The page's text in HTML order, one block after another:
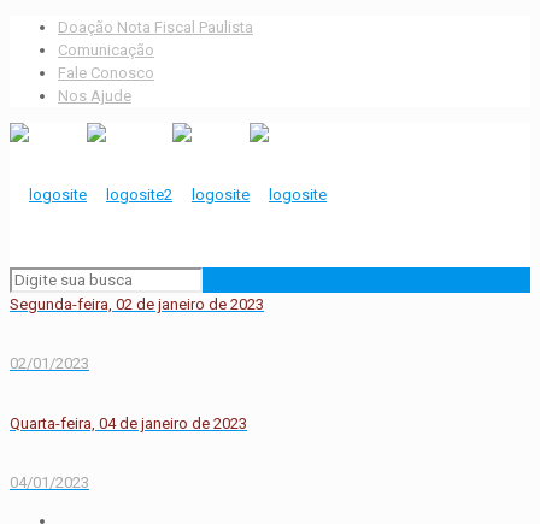
Doação Nota Fiscal Paulista
Comunicação
Fale Conosco
Nos Ajude
Segunda-feira, 02 de janeiro de 2023
02/01/2023
Quarta-feira, 04 de janeiro de 2023
04/01/2023